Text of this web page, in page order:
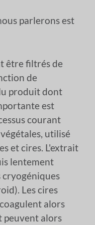
parlerons est
être filtrés de
de
produit dont
est
courant
utilisé
et cires. L'extrait
lentement
Les cires
alors
peuvent alors